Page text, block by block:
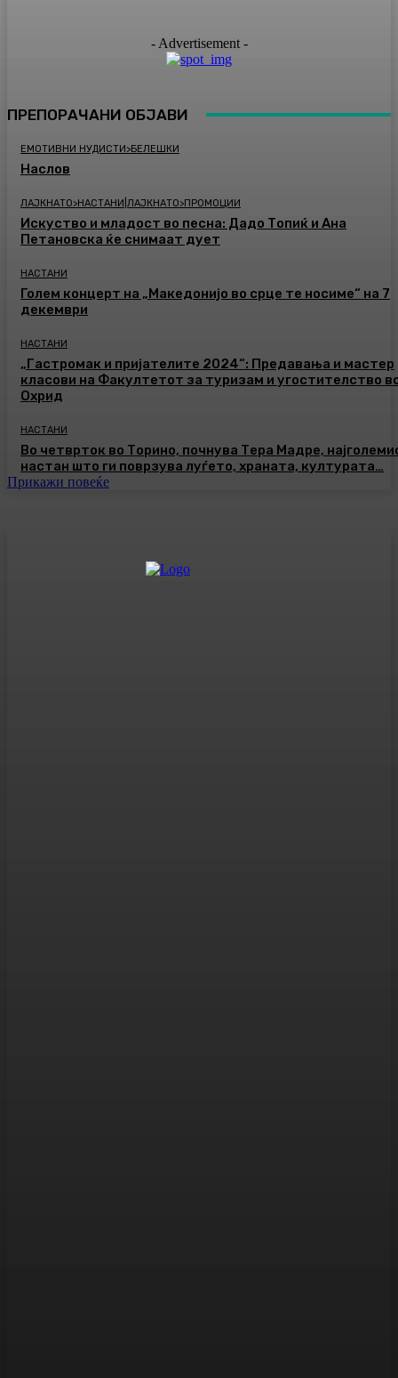
- Advertisement -
ПРЕПОРАЧАНИ ОБЈАВИ
ЕМОТИВНИ НУДИСТИ>БЕЛЕШКИ
Наслов
ЛАЈКНАТО>НАСТАНИ|ЛАЈКНАТО>ПРОМОЦИИ
Искуство и младост во песна: Дадо Топиќ и Ана
Петановска ќе снимаат дует
НАСТАНИ
Голем концерт на „Македонијо во срце те носиме“ на 7
декември
НАСТАНИ
„Гастромак и пријателите 2024“: Предавања и мастер
класови на Факултетот за туризам и угостителство
Охрид
НАСТАНИ
Во четврток во Торино, почнува Тера Мадре,
настан што ги поврзува луѓето, храната, културата…
Прикажи повеќе